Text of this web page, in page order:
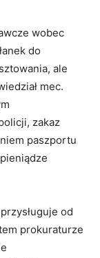
wobec
do
ale
mec.
zakaz
paszportu
od
prokuraturze